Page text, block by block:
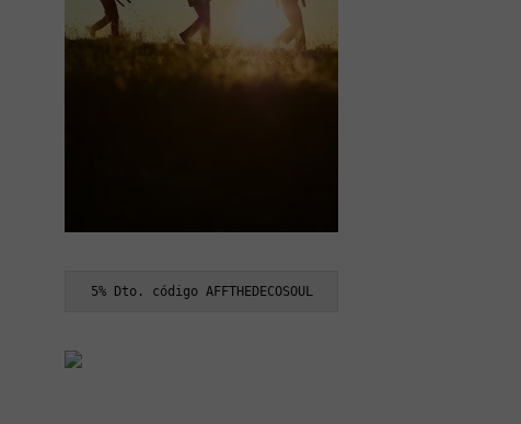
5% Dto. código AFFTHEDECOSOUL